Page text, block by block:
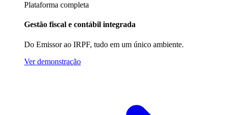
Plataforma completa
Gestão fiscal e contábil integrada
Do Emissor ao IRPF, tudo em um único ambiente.
Ver demonstração